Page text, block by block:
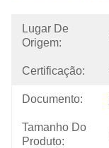
Lugar De
Origem:
Certificação:
Documento:
Tamanho Do
Produto: